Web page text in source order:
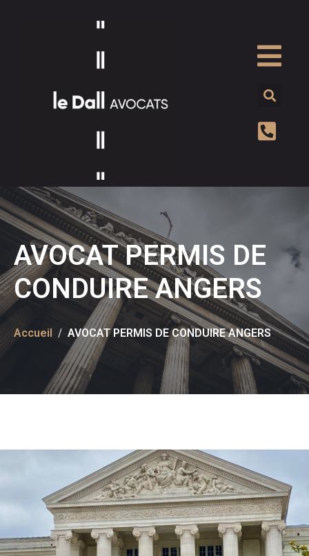
AVOCAT PERMIS DE
CONDUIRE ANGERS
Accueil AVOCAT PERMIS DE CONDUIRE ANGERS